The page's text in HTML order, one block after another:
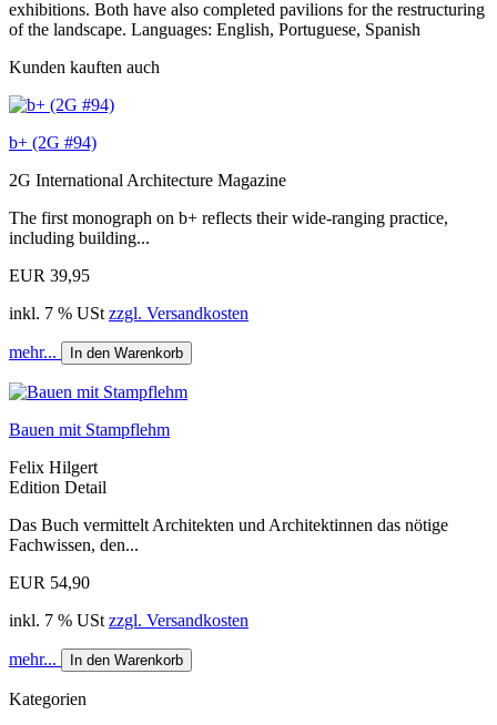
exhibitions. Both have also completed pavilions for the restructuring
of the landscape. Languages: English, Portuguese, Spanish
Kunden kauften auch
b+ (2G #94)
2G International Architecture Magazine
The first monograph on b+ reflects their wide-ranging practice,
including building...
EUR 39,95
inkl. 7 % USt zzgl. Versandkosten
mehr... In den Warenkorb
Bauen mit Stampflehm
Felix Hilgert
Edition Detail
Das Buch vermittelt Architekten und Architektinnen das nötige
Fachwissen, den...
EUR 54,90
inkl. 7 % USt zzgl. Versandkosten
mehr... In den Warenkorb
Kategorien